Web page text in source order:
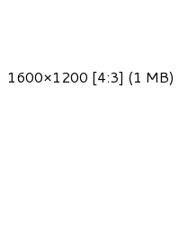
1600×1200 [4:3] (1 MB)